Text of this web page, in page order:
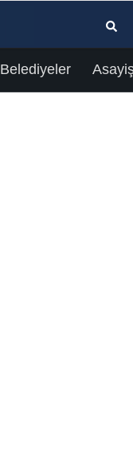
Belediyeler